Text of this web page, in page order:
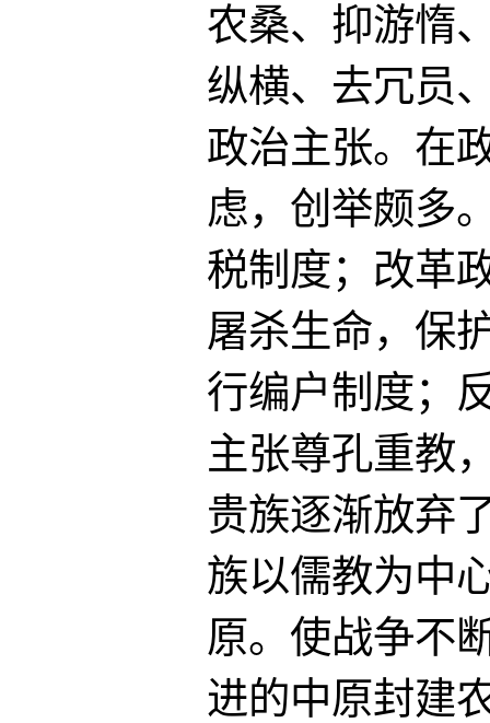
农桑、抑游惰
纵横、去冗员
政治主张。在
虑，创举颇多
税制度；改革
屠杀生命，保
行编户制度；
主张尊孔重教
贵族逐渐放弃
族以儒教为中
原。使战争不
进的中原封建